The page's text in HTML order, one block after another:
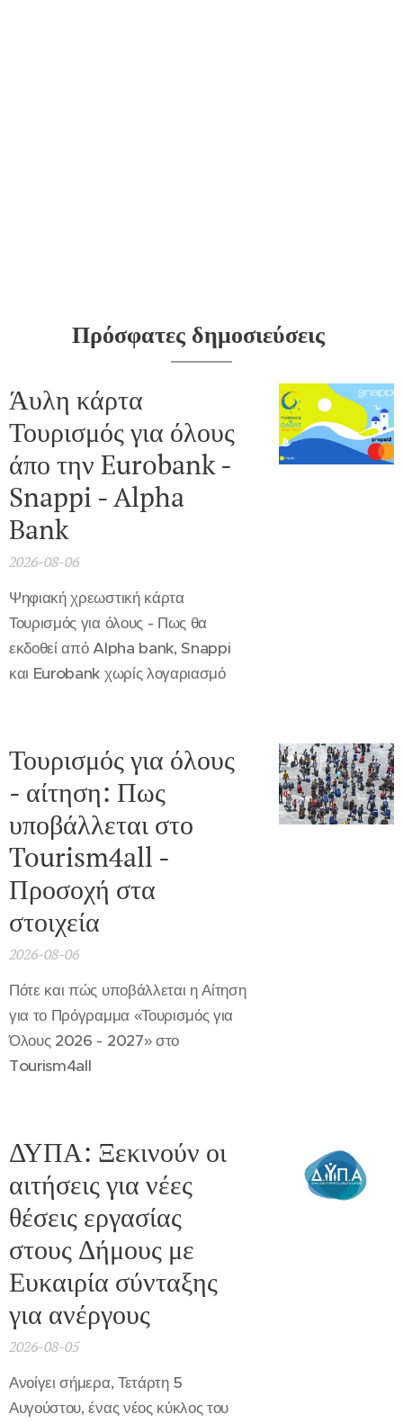
Πρόσφατες δημοσιεύσεις
Άυλη κάρτα
Τουρισμός για όλους
άπο την Eurobank -
Snappi - Alpha
Bank
2026-08-06
Ψηφιακή χρεωστική κάρτα
Τουρισμός για όλους - Πως θα
εκδοθεί από Alpha bank, Snappi
και Eurobank χωρίς λογαριασμό
Τουρισμός για όλους
- αίτηση: Πως
υποβάλλεται στο
Tourism4all -
Προσοχή στα
στοιχεία
2026-08-06
Πότε και πώς υποβάλλεται η Αίτηση
για το Πρόγραμμα «Τουρισμός για
Όλους 2026 - 2027» στο
Tourism4all
ΔΥΠΑ: Ξεκινούν οι
αιτήσεις για νέες
θέσεις εργασίας
στους Δήμους με
Ευκαιρία σύνταξης
για ανέργους
2026-08-05
Ανοίγει σήμερα, Τετάρτη 5
Αυγούστου, ένας νέος κύκλος του